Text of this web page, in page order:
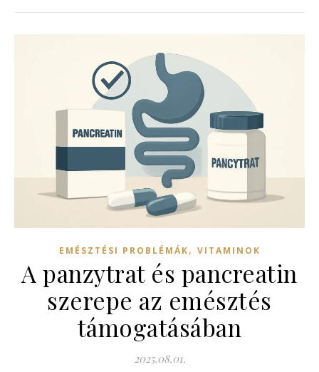
EMÉSZTÉSI PROBLÉMÁK, VITAMINOK
A panzytrat és pancreatin
szerepe az emésztés
támogatásában
2025.08.01.